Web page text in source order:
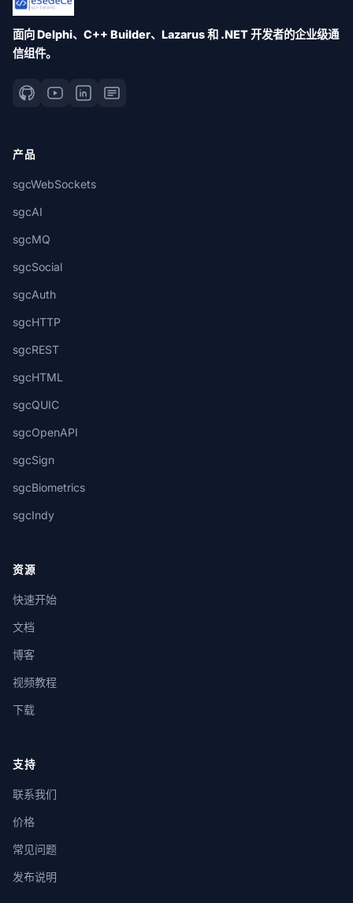
面向 Delphi、C++ Builder、Lazarus 和 .NET 开发者的企业级通
信组件。
产品
sgcWebSockets
sgcAI
sgcMQ
sgcSocial
sgcAuth
sgcHTTP
sgcREST
sgcHTML
sgcQUIC
sgcOpenAPI
sgcSign
sgcBiometrics
sgcIndy
资源
快速开始
文档
博客
视频教程
下载
支持
联系我们
价格
常见问题
发布说明